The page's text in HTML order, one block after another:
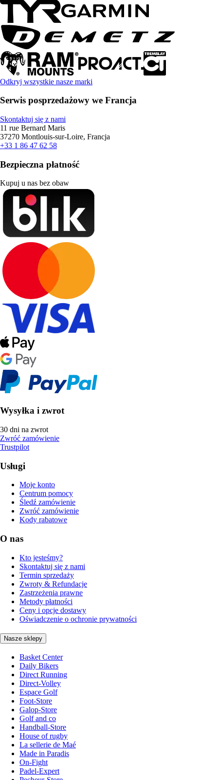
Odkryj wszystkie nasze marki
Serwis posprzedażowy we Francja
Skontaktuj się z nami
11 rue Bernard Maris
37270 Montlouis-sur-Loire, Francja
+33 1 86 47 62 58
Bezpieczna płatność
Kupuj u nas bez obaw
Wysyłka i zwrot
30 dni na zwrot
Zwróć zamówienie
Trustpilot
Usługi
Moje konto
Centrum pomocy
Śledź zamówienie
Zwróć zamówienie
Kody rabatowe
O nas
Kto jesteśmy?
Skontaktuj się z nami
Termin sprzedaży
Zwroty & Refundacje
Zastrzeżenia prawne
Metody płatności
Ceny i opcje dostawy
Oświadczenie o ochronie prywatności
Nasze sklepy
Basket Center
Daily Bikers
Direct Running
Direct-Volley
Espace Golf
Foot-Store
Galop-Store
Golf and co
Handball-Store
House of rugby
La sellerie de Maé
Made in Paradis
On-Fight
Padel-Expert